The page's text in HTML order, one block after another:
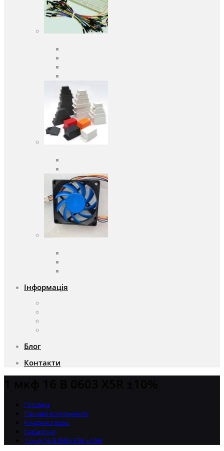
Інформація
Блог
Контакти
Головна
Пасивні компоненти
Конденсаторы
Керамічні
1 мкф 16 В 0603 X5R ±10%